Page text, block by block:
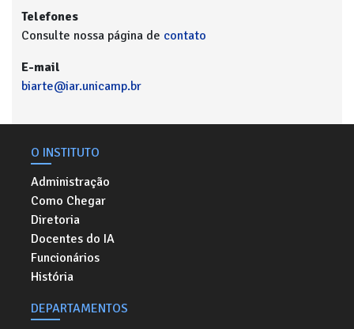
Telefones
Consulte nossa página de contato
E-mail
biarte@iar.unicamp.br
O INSTITUTO
Administração
Como Chegar
Diretoria
Docentes do IA
Funcionários
História
DEPARTAMENTOS